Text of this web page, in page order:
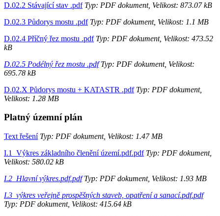
D.02.2 Stávající stav .pdfTyp: PDF dokument, Velikost: 873.07 kB
D.02.3 Půdorys mostu .pdfTyp: PDF dokument, Velikost: 1.1 MB
D.02.4 Příčný řez mostu .pdfTyp: PDF dokument, Velikost: 473.52
kB
D.02.5 Podélný řez mostu .pdfTyp: PDF dokument, Velikost:
695.78 kB
D.02.X Půdorys mostu + KATASTR .pdfTyp: PDF dokument,
Velikost: 1.28 MB
Platný územní plán
Text řešeníTyp: PDF dokument, Velikost: 1.47 MB
I.1_Výkres základního členění území.pdf.pdfTyp: PDF dokument,
Velikost: 580.02 kB
I.2_Hlavní výkres.pdf.pdfTyp: PDF dokument, Velikost: 1.93 MB
I.3_výkres veřejně prospěšných staveb, opatření a sanací.pdf.pdf
Typ: PDF dokument, Velikost: 415.64 kB